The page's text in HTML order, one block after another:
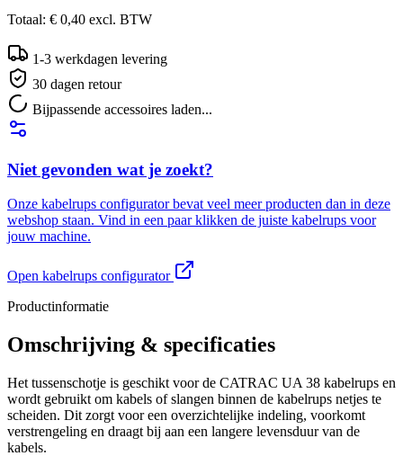
Totaal: € 0,40 excl. BTW
1-3 werkdagen levering
30 dagen retour
Bijpassende accessoires laden...
Niet gevonden wat je zoekt?
Onze kabelrups configurator bevat veel meer producten dan in deze
webshop staan. Vind in een paar klikken de juiste kabelrups voor
jouw machine.
Open kabelrups configurator
Productinformatie
Omschrijving & specificaties
Het tussenschotje is geschikt voor de CATRAC UA 38 kabelrups en
wordt gebruikt om kabels of slangen binnen de kabelrups netjes te
scheiden. Dit zorgt voor een overzichtelijke indeling, voorkomt
verstrengeling en draagt bij aan een langere levensduur van de
kabels.